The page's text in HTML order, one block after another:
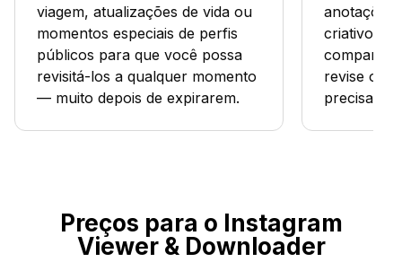
viagem, atualizações de vida ou
momentos especiais de perfis
públicos para que você possa
revisitá-los a qualquer momento
— muito depois de expirarem.
anotações
criativos
revise
precisar.
Preços para o Instagram
Viewer & Downloader